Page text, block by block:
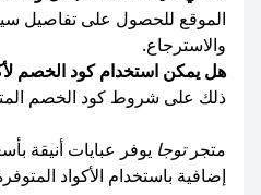
الموقع للحصول على تفاصيل
والاسترجاع.
هل يمكن استخدام كود الخصم
ذلك على شروط كود الخصم
متجرتوجا يوفر عبايات أنيقة
إضافية باستخدام الأكواد